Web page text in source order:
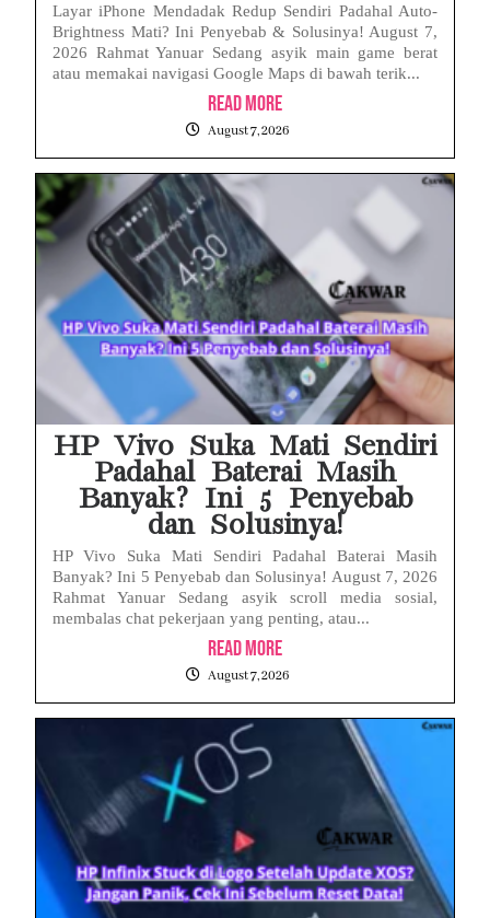
Layar iPhone Mendadak Redup Sendiri Padahal Auto-
Brightness Mati? Ini Penyebab & Solusinya! August 7,
2026 Rahmat Yanuar Sedang asyik main game berat
atau memakai navigasi Google Maps di bawah terik...
Read More
August 7, 2026
HP Vivo Suka Mati Sendiri
Padahal Baterai Masih
Banyak? Ini 5 Penyebab
dan Solusinya!
HP Vivo Suka Mati Sendiri Padahal Baterai Masih
Banyak? Ini 5 Penyebab dan Solusinya! August 7, 2026
Rahmat Yanuar Sedang asyik scroll media sosial,
membalas chat pekerjaan yang penting, atau...
Read More
August 7, 2026